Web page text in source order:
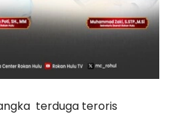
terduga teroris